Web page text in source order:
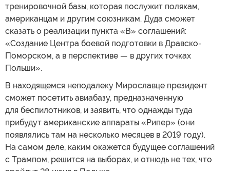
тренировочной базы, которая послужит полякам,
американцам и другим союзникам. Дуда сможет
сказать о реализации пункта «B» соглашений:
«Создание Центра боевой подготовки в Дравско-
Поморском, а в перспективе — в других точках
Польши».
В находящемся неподалеку Мирославце президент
сможет посетить авиабазу, предназначенную
для беспилотников, и заявить, что однажды туда
прибудут американские аппараты «Рипер» (они
появлялись там на несколько месяцев в 2019 году).
На самом деле, каким окажется будущее соглашений
с Трампом, решится на выборах, и отнюдь не тех, что